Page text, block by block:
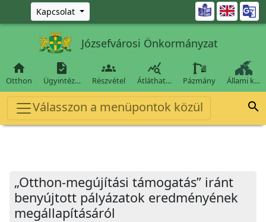
Ugrás a fő tartalomra
Kapcsolat 
Józsefvárosi Önkormányzat

Otthon

Ügyintéz…

Részvétel

Átláthat… Pázmány Állami k…
Válasszon a menüpontok közül 
„Otthon-megújítási támogatás” iránt
benyújtott pályázatok eredményének
megállapításáról